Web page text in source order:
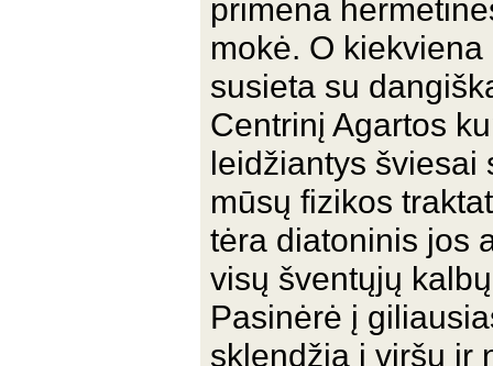
primena
mokė. O
susieta su
Centrinį Agartos
leidžiantys šviesai
mūsų fizikos
tėra diatoninis jos
visų šventųjų
Pasinėrė į
sklendžia į viršų ir